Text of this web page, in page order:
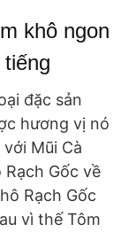
khô ngon
đặc sản
hương vị nó
Mũi Cà
Gốc về
Rạch Gốc
vì thế Tôm